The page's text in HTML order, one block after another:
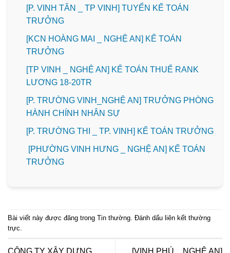
[P. VINH TÂN _ TP VINH] TUYỂN KẾ TOÁN
TRƯỞNG
️[KCN HOÀNG MAI _ NGHỆ AN] KẾ TOÁN
TRƯỞNG
[TP VINH _ NGHỆ AN] KẾ TOÁN THUẾ RANK
LƯƠNG 18-20TR
[P. TRƯỜNG VINH_NGHỆ AN] TRƯỞNG PHÒNG
HÀNH CHÍNH NHÂN SỰ
️[P. TRƯỜNG THI _ TP. VINH] KẾ TOÁN TRƯỞNG
[PHƯỜNG VINH HƯNG _ NGHỆ AN] KẾ TOÁN
TRƯỞNG
Bài viết này được đăng trong Tin thường. Đánh dấu liên kết thường
trực.